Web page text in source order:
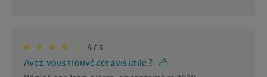
4 / 5
Avez-vous trouvé cet avis utile ?